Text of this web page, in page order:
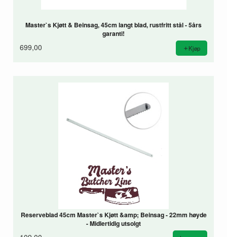
Master`s Kjøtt & Beinsag, 45cm langt blad, rustfritt stål - 5års
garanti!
699,00 Kjøp
Reserveblad 45cm Master`s Kjøtt &amp; Beinsag - 22mm høyde
- Midlertidig utsolgt